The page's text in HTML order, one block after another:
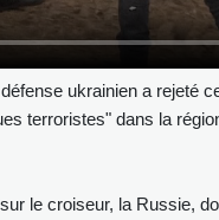
ukrainien a rejeté
terroristes" dans la
le croiseur, la Russie,